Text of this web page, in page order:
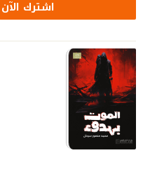
اشترك الآن